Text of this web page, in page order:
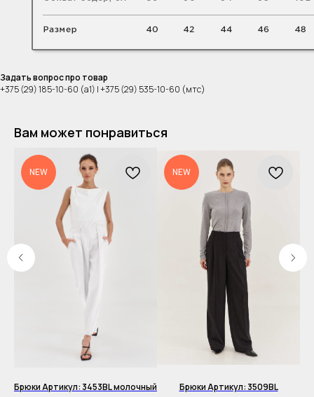
Задать вопрос про товар
+375 (29) 185-10-60 (а1) | +375 (29) 535-10-60 (мтс)
Вам может понравиться
NEW
Брюки Артикул: 3453BL молочный
NEW
Брюки Артикул: 3509BL